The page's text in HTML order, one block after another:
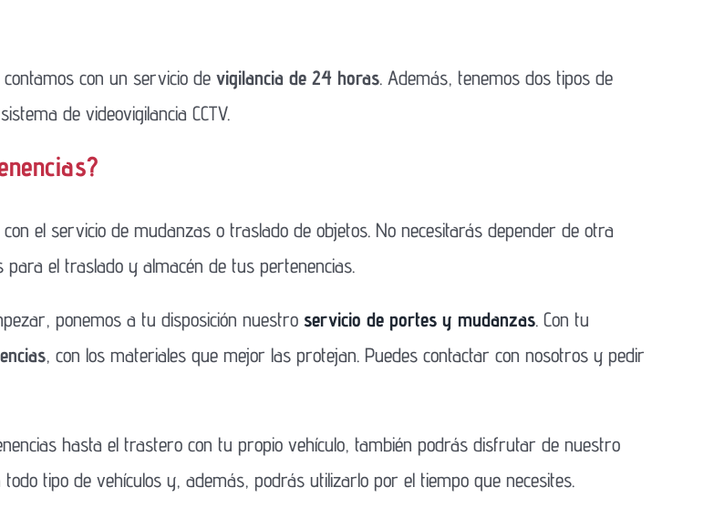
con un servicio de vigilancia de 24 horas. Además, tenemos dos tipos de
de videovigilancia CCTV.
el servicio de mudanzas o traslado de objetos. No necesitarás depender de otra
el traslado y almacén de tus pertenencias.
ponemos a tu disposición nuestro servicio de portes y mudanzas. Con tu
, con los materiales que mejor las protejan. Puedes contactar con nosotros y pedir
hasta el trastero con tu propio vehículo, también podrás disfrutar de nuestro
todo tipo de vehículos y, además, podrás utilizarlo por el tiempo que necesites.